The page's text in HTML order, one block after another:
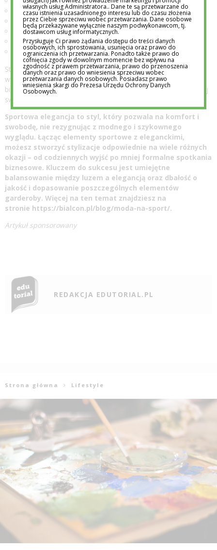
wygodnych jeansów,
eleganckich sneakersów,
sukienki o prostym kroju,
skórzanej kurtki,
torebki w minimalistycznym stylu.
Styl sportowej elegancji zyskał na popularności w latach 80. XX
wieku, kiedy to kobiety zaczęły łączyć elementy garderoby
biurowej z wygodnymi ubraniami sportowymi, dążąc do większej
swobody w ubiorze.
Sportowa elegancja to styl, który pozwala na komfort i
swobodę, nie rezygnując z modnego i szykownego
wyglądu. Łącząc elementy sportowe z eleganckimi,
możesz stworzyć stylizacje odpowiednie na wiele różnych
okazji – od codziennych wyjść po mniej formalne spotkania
biznesowe. Kluczem do sukcesu jest umiejętne
balansowanie między luzem a elegancją oraz dbałość o
jakość i dopasowanie poszczególnych elementów
garderoby. Więcej na ten temat znajdziesz na
stronie https://bialcon.pl/blog/moda-na-sport/.
Artykuł sponsorowany
REDAKCJA EDUTORIAL.PL
Strona główna Lifestyle
własnych usług Administratora.. Dane te są przetwarzane do
czasu istnienia uzasadnionego interesu lub do czasu złożenia
przez Ciebie sprzeciwu wobec przetwarzania. Dane osobowe
będą przekazywane wyłącznie naszym podwykonawcom, tj.
dostawcom usług informatycznych.
Przysługuje Ci prawo żądania dostępu do treści danych
osobowych, ich sprostowania, usunięcia oraz prawo do
ograniczenia ich przetwarzania. Ponadto także prawo do
cofnięcia zgody w dowolnym momencie bez wpływu na
zgodność z prawem przetwarzania, prawo do przenoszenia
danych oraz prawo do wniesienia sprzeciwu wobec
przetwarzania danych osobowych. Posiadasz prawo
wniesienia skargi do Prezesa Urzędu Ochrony Danych
Osobowych.